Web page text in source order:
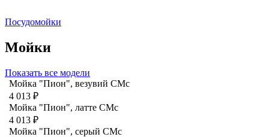
Посудомойки
Мойки
Показать все модели
Мойка "Пион", везувий СМс
4 013 ₽
Мойка "Пион", латте CMc
4 013 ₽
Мойка "Пион", серый CMc